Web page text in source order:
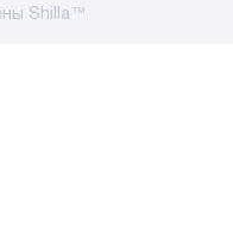
Shilla™